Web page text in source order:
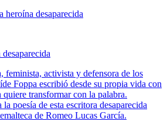
feminista, activista y defensora de los
Foppa escribió desde su propia vida con
transformar con la palabra.
poesía de esta escritora desaparecida
de Romeo Lucas García.